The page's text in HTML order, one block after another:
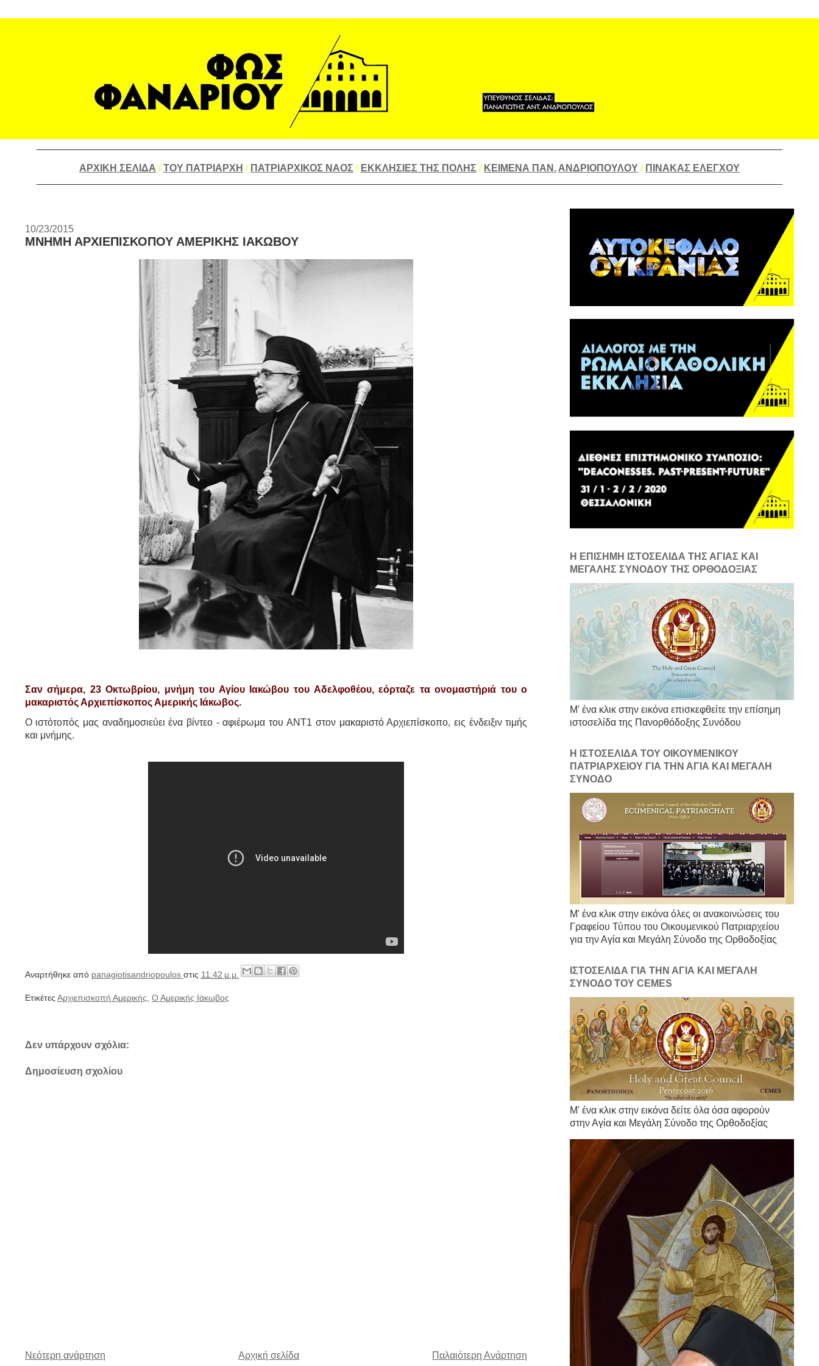
ΑΡΧΙΚΗ ΣΕΛΙΔΑ /ΤΟΥ ΠΑΤΡΙΑΡΧΗ / ΠΑΤΡΙΑΡΧΙΚΟΣ ΝΑΟΣ / ΕΚΚΛΗΣΙΕΣ ΤΗΣ ΠΟΛΗΣ /ΚΕΙΜΕΝΑ ΠΑΝ. ΑΝΔΡΙΟΠΟΥΛΟΥ /ΠΙΝΑΚΑΣ ΕΛΕΓΧΟΥ
10/23/2015
ΜΝΗΜΗ ΑΡΧΙΕΠΙΣΚΟΠΟΥ ΑΜΕΡΙΚΗΣ ΙΑΚΩΒΟΥ
Σαν σήμερα, 23 Οκτωβρίου, μνήμη του Αγίου Ιακώβου του Αδελφοθέου, εόρταζε τα ονομαστήριά του ο
μακαριστός Αρχιεπίσκοπος Αμερικής Ιάκωβος.
Ο ιστότοπός μας αναδημοσιεύει ένα βίντεο - αφιέρωμα του ANT1 στον μακαριστό Αρχιεπίσκοπο, εις ένδειξιν τιμής
και μνήμης.
Αναρτήθηκε από panagiotisandriopoulos στις 11:42 μ.μ.
Ετικέτες Αρχιεπισκοπή Αμερικής Ο Αμερικής Ιάκωβος
Δεν υπάρχουν σχόλια:
Δημοσίευση σχολίου
Νεότερη ανάρτηση Παλαιότερη Ανάρτηση
Αρχική σελίδα
Η ΕΠΙΣΗΜΗ ΙΣΤΟΣΕΛΙΔΑ ΤΗΣ ΑΓΙΑΣ ΚΑΙ
ΜΕΓΑΛΗΣ ΣΥΝΟΔΟΥ ΤΗΣ ΟΡΘΟΔΟΞΙΑΣ
Μ' ένα κλικ στην εικόνα επισκεφθείτε την επίσημη
ιστοσελίδα της Πανορθόδοξης Συνόδου
Η ΙΣΤΟΣΕΛΙΔΑ ΤΟΥ ΟΙΚΟΥΜΕΝΙΚΟΥ
ΠΑΤΡΙΑΡΧΕΙΟΥ ΓΙΑ ΤΗΝ ΑΓΙΑ ΚΑΙ ΜΕΓΑΛΗ
ΣΥΝΟΔΟ
Μ' ένα κλικ στην εικόνα όλες οι ανακοινώσεις του
Γραφείου Τύπου του Οικουμενικού Πατριαρχείου
για την Αγία και Μεγάλη Σύνοδο της Ορθοδοξίας
ΙΣΤΟΣΕΛΙΔΑ ΓΙΑ ΤΗΝ ΑΓΙΑ ΚΑΙ ΜΕΓΑΛΗ
ΣΥΝΟΔΟ ΤΟΥ CEMES
Μ' ένα κλικ στην εικόνα δείτε όλα όσα αφορούν
στην Αγία και Μεγάλη Σύνοδο της Ορθοδοξίας